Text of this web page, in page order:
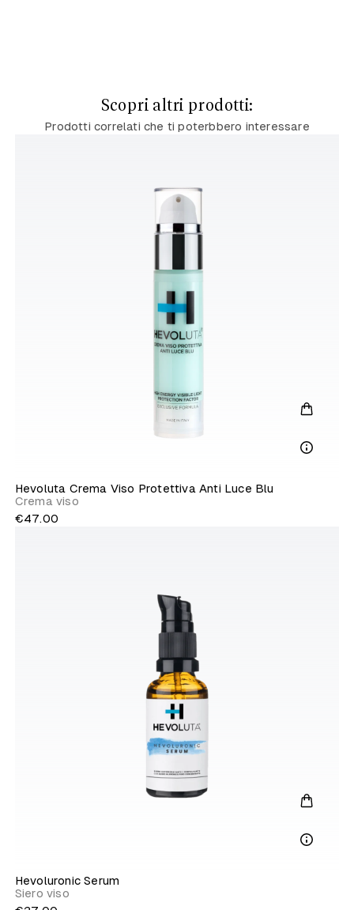
Scopri altri prodotti:
Prodotti correlati che ti poterbbero interessare
Hevoluta Crema Viso Protettiva Anti Luce Blu
Crema viso
€47.00
Hevoluronic Serum
Siero viso